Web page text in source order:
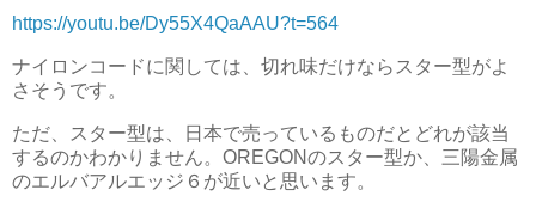
https://youtu.be/Dy55X4QaAAU?t=564
ナイロンコードに関しては、切れ味だけならスター型がよ
さそうです。
ただ、スター型は、日本で売っているものだとどれが該当
するのかわかりません。OREGONのスター型か、三陽金属
のエルバアルエッジ６が近いと思います。